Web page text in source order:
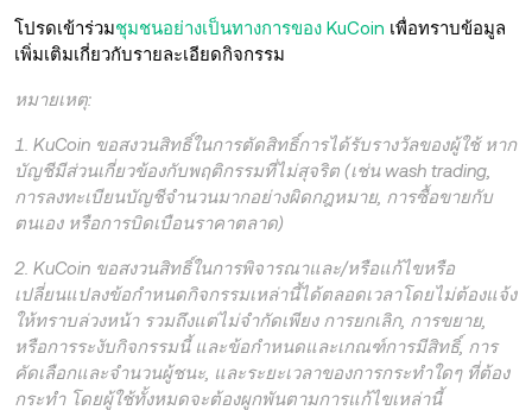
โปรดเข้าร่วมชุมชนอย่างเป็นทางการของ KuCoin เพื่อทราบข้อมูล
เพิ่มเติมเกี่ยวกับรายละเอียดกิจกรรม
หมายเหตุ:
1. KuCoin ขอสงวนสิทธิ์ในการตัดสิทธิ์การได้รับรางวัลของผู้ใช้ หาก
บัญชีมีส่วนเกี่ยวข้องกับพฤติกรรมที่ไม่สุจริต (เช่น wash trading,
การลงทะเบียนบัญชีจำนวนมากอย่างผิดกฎหมาย, การซื้อขายกับ
ตนเอง หรือการบิดเบือนราคาตลาด)
2. KuCoin ขอสงวนสิทธิ์ในการพิจารณาและ/หรือแก้ไขหรือ
เปลี่ยนแปลงข้อกำหนดกิจกรรมเหล่านี้ได้ตลอดเวลาโดยไม่ต้องแจ้ง
ให้ทราบล่วงหน้า รวมถึงแต่ไม่จำกัดเพียง การยกเลิก, การขยาย,
หรือการระงับกิจกรรมนี้ และข้อกำหนดและเกณฑ์การมีสิทธิ์, การ
คัดเลือกและจำนวนผู้ชนะ, และระยะเวลาของการกระทำใดๆ ที่ต้อง
กระทำ โดยผู้ใช้ทั้งหมดจะต้องผูกพันตามการแก้ไขเหล่านี้